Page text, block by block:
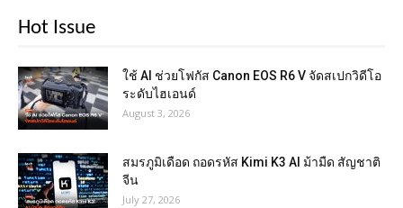
Hot Issue
ใช้ AI ช่วยโฟกัส Canon EOS R6 V จัดสเปกวิดีโอ
ระดับไฮเอนด์
August 3, 2026
สมรภูมิเดือด ถอดรหัส Kimi K3 AI ม้ามืด สัญชาติ
จีน
July 27, 2026